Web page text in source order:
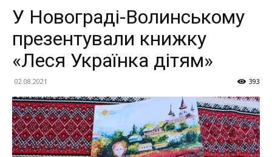
У Новограді-Волинському
презентували книжку
«Леся Українка дітям»
02.08.2021 393